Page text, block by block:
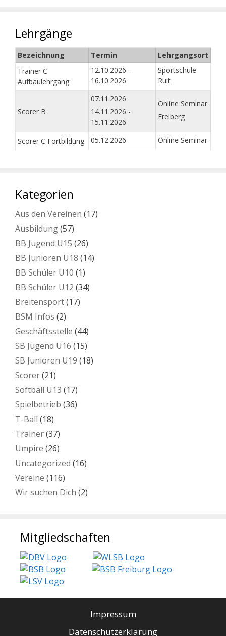
Lehrgänge
Bezeichnung Termin
Lehrgangsort
Trainer C
Aufbaulehrgang
12.10.2026 -
16.10.2026
Sportschule
Ruit
Scorer B
07.11.2026
14.11.2026 -
15.11.2026
Online Seminar
Freiberg
Scorer C Fortbildung 05.12.2026 Online Seminar
Kategorien
Aus den Vereinen (17)
Ausbildung(57)
BB Jugend U15 (26)
BB Junioren U18 (14)
BB Schüler U10 (1)
BB Schüler U12 (34)
Breitensport(17)
BSM Infos (2)
Geschäftsstelle (44)
SB Jugend U16 (15)
SB Junioren U19 (18)
Scorer(21)
Softball U13 (17)
Spielbetrieb (36)
T-Ball (18)
Trainer(37)
Umpire (26)
Uncategorized (16)
Vereine (116)
Wir suchen Dich (2)
Mitgliedschaften
Impressum
Datenschutzerklärung